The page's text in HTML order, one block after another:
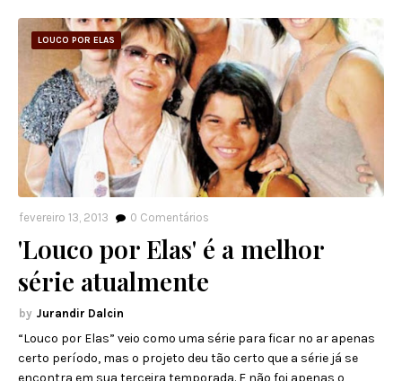
LOUCO POR ELAS
fevereiro 13, 2013 0 Comentários
'Louco por Elas' é a melhor
série atualmente
Jurandir Dalcin
“Louco por Elas” veio como uma série para ficar no ar apenas
certo período, mas o projeto deu tão certo que a série já se
encontra em sua terceira temporada. E não foi apenas o